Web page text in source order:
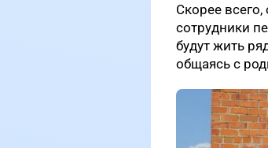
Скорее
сотрудники
будут жить
общаясь с